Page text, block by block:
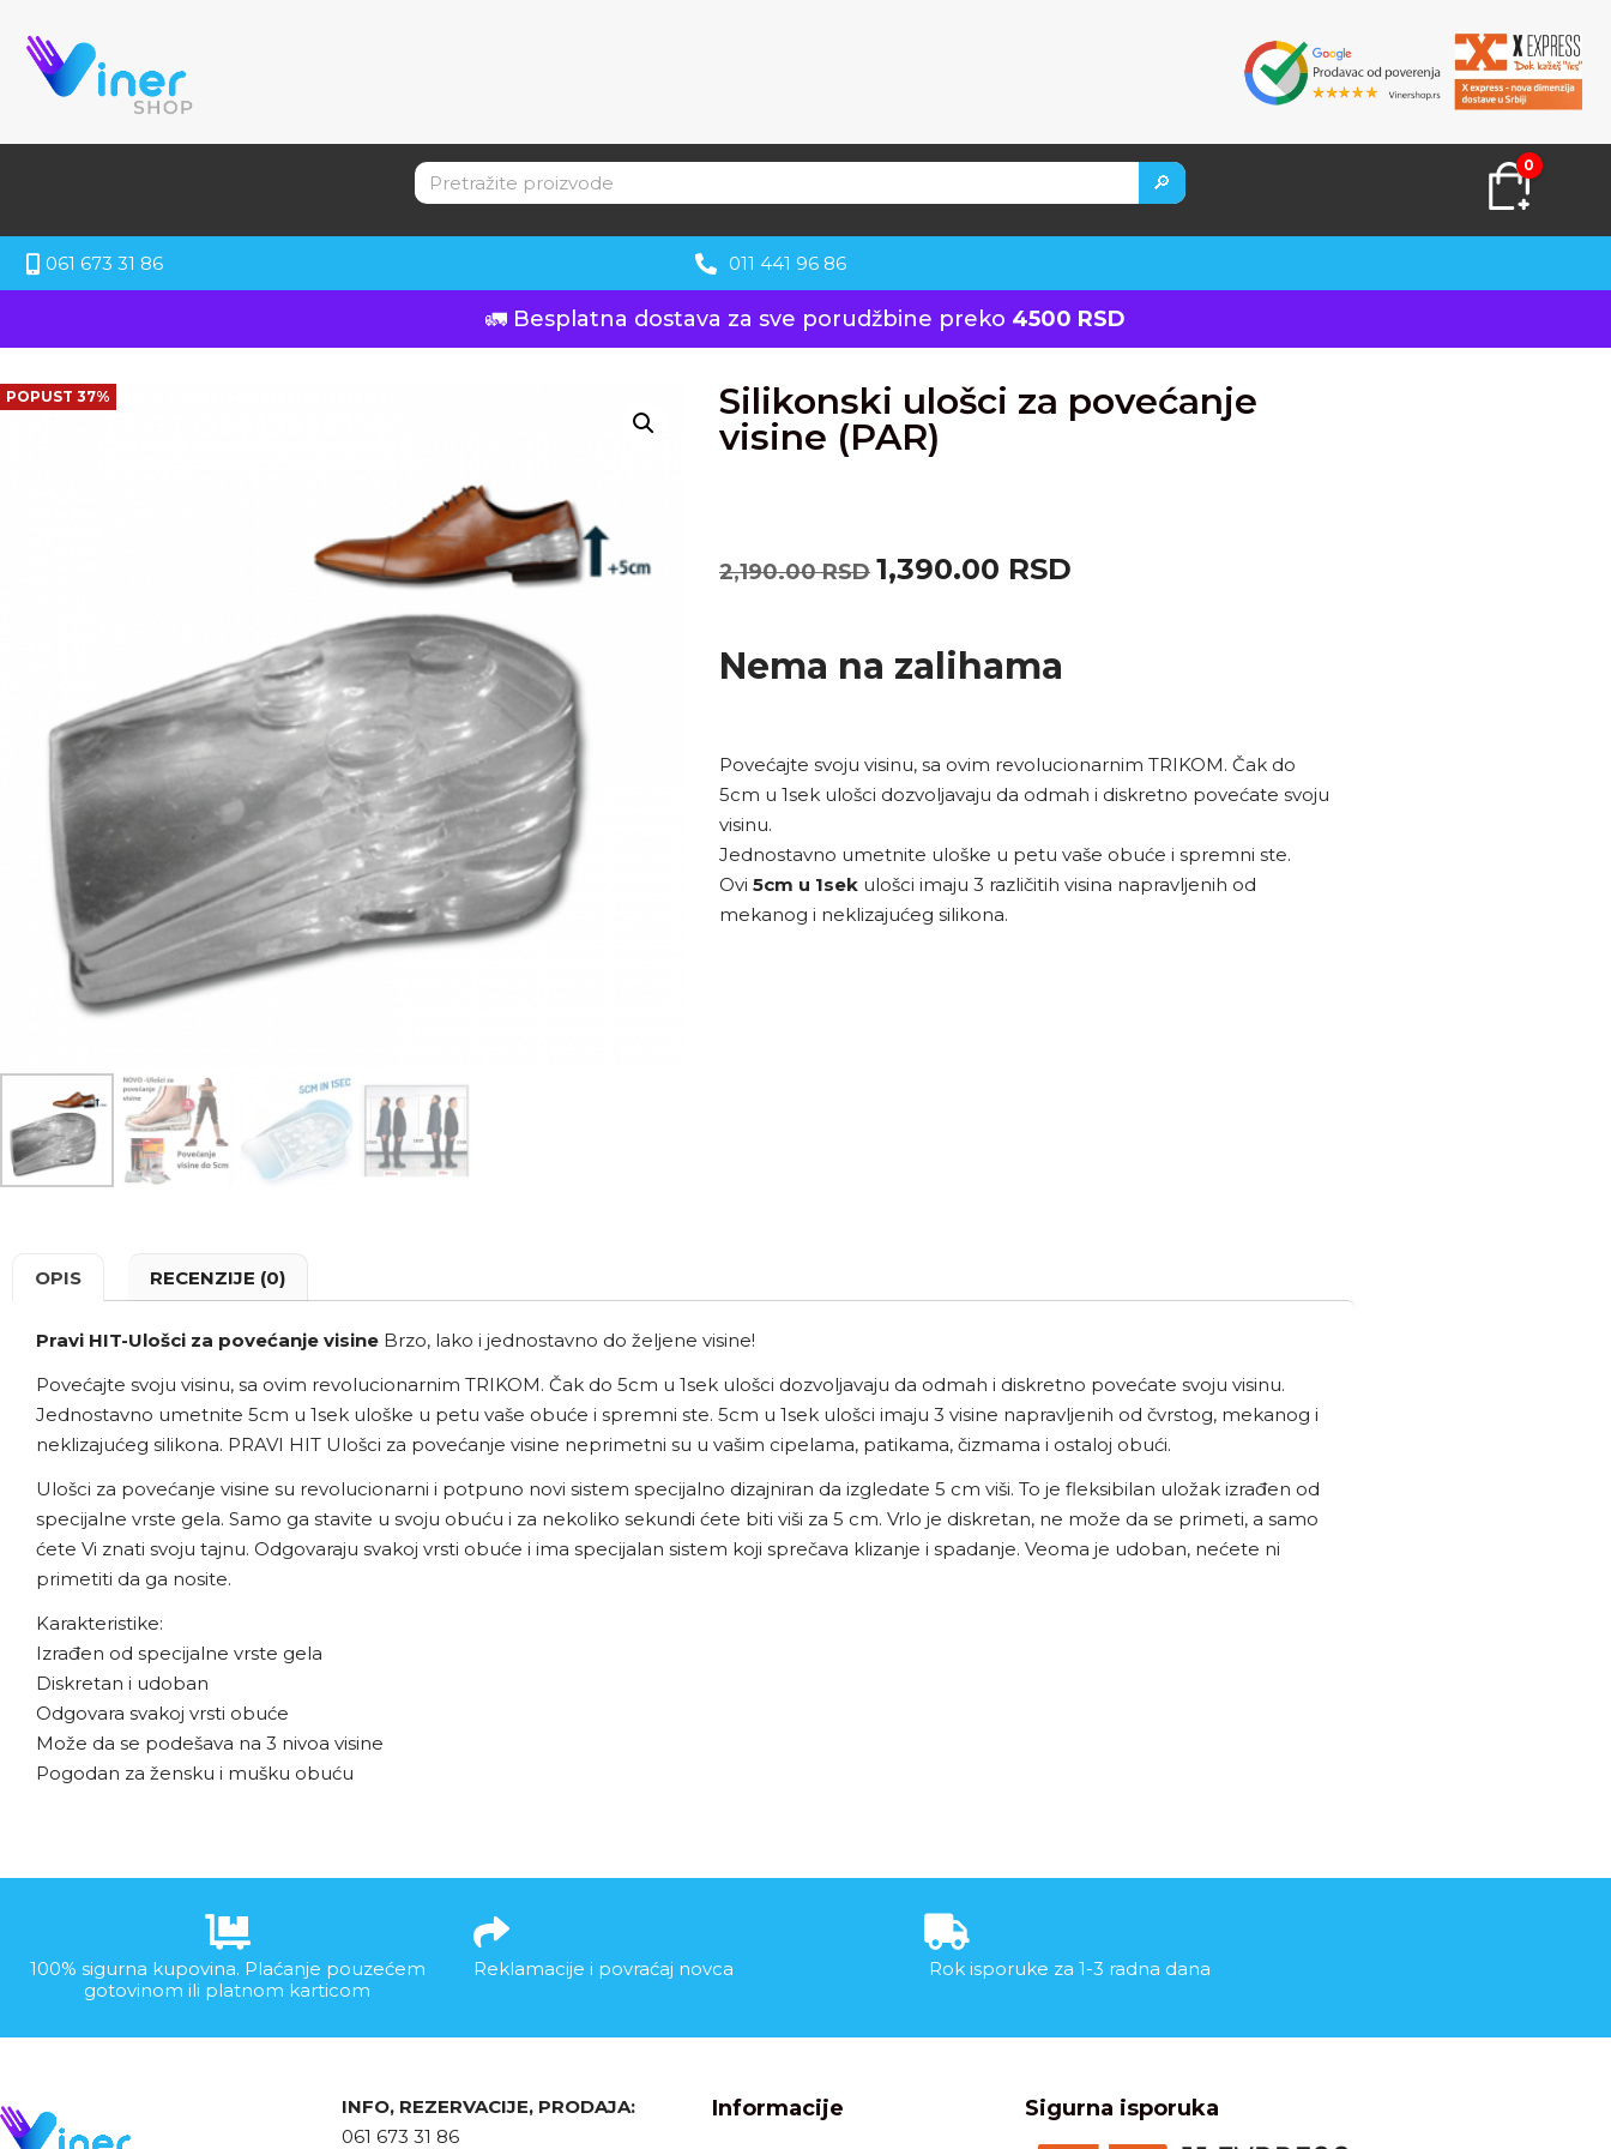
🔎
0
061 673 31 86 011 441 96 86
🚛 Besplatna dostava za sve porudžbine preko 4500 RSD
POPUST 37%
Silikonski ulošci za povećanje
visine (PAR)
2,190.00RSD 1,390.00 RSD
Nema na zalihama
Povećajte svoju visinu, sa ovim revolucionarnim TRIKOM. Čak do
5cm u 1sek ulošci dozvoljavaju da odmah i diskretno povećate svoju
visinu.
Jednostavno umetnite uloške u petu vaše obuće i spremni ste.
Ovi 5cm u 1sek ulošci imaju 3 različitih visina napravljenih od
mekanog i neklizajućeg silikona.
OPIS RECENZIJE (0)
Pravi HIT-Ulošci za povećanje visine Brzo, lako i jednostavno do željene visine!
Povećajte svoju visinu, sa ovim revolucionarnim TRIKOM. Čak do 5cm u 1sek ulošci dozvoljavaju da odmah i diskretno povećate svoju visinu.
Jednostavno umetnite 5cm u 1sek uloške u petu vaše obuće i spremni ste. 5cm u 1sek ulošci imaju 3 visine napravljenih od čvrstog, mekanog i
neklizajućeg silikona. PRAVI HIT Ulošci za povećanje visine neprimetni su u vašim cipelama, patikama, čizmama i ostaloj obući.
Ulošci za povećanje visine su revolucionarni i potpuno novi sistem specijalno dizajniran da izgledate 5 cm viši. To je fleksibilan uložak izrađen od
specijalne vrste gela. Samo ga stavite u svoju obuću i za nekoliko sekundi ćete biti viši za 5 cm. Vrlo je diskretan, ne može da se primeti, a samo
ćete Vi znati svoju tajnu. Odgovaraju svakoj vrsti obuće i ima specijalan sistem koji sprečava klizanje i spadanje. Veoma je udoban, nećete ni
primetiti da ga nosite.
Karakteristike:
Izrađen od specijalne vrste gela
Diskretan i udoban
Odgovara svakoj vrsti obuće
Može da se podešava na 3 nivoa visine
Pogodan za žensku i mušku obuću
100% sigurna kupovina. Plaćanje pouzećem
gotovinom ili platnom karticom
Reklamacije i povraćaj novca Rok isporuke za 1-3 radna dana
INFO, REZERVACIJE, PRODAJA:
061 673 31 86
Informacije Sigurna isporuka